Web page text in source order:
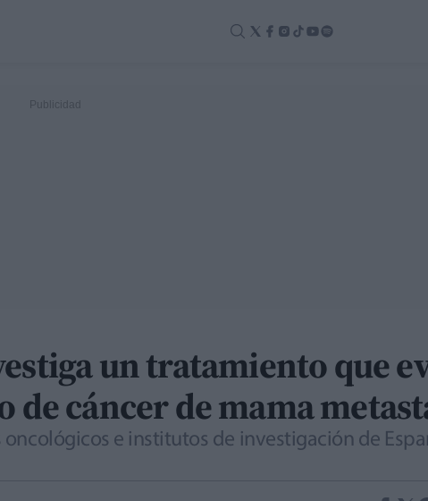
un tratamiento que
cáncer de mama
e institutos de investigación de